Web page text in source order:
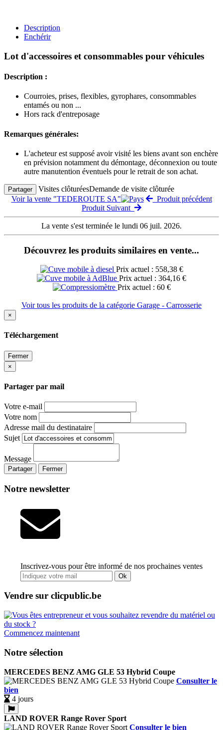
Description
Enchérir
Lot d'accessoires et consommables pour véhicules
Description :
Courroies, prises, flexibles, gyrophares, consommables
entamés ou non ...
Hors rack d'entreposage
Remarques générales:
L'acheteur est supposé avoir visité les biens avant son enchère
en prévision notamment du démontage, déconnexion ou toute
autre manutention éventuels pour le retrait de son achat.
Partager Visites clôturéesDemande de visite clôturée
Voir la vente "TEDEROUTE SA"
Produit précédent
Produit Suivant
La vente s'est terminée le lundi 06 juil. 2026.
Découvrez les produits similaires en vente...
Prix actuel : 558,38 €
Prix actuel : 364,16 €
Prix actuel : 60 €
Voir tous les produits de la catégorie Garage - Carrosserie
×
Téléchargement
Fermer
×
Partager par mail
Votre e-mail
Votre nom
Adresse mail du destinataire
Sujet
Message
Partager Fermer
Notre newsletter
Inscrivez-vous pour être informé de nos prochaines ventes
Ok
Vendre sur clicpublic.be
Commencez maintenant
Notre sélection
MERCEDES BENZ AMG GLE 53 Hybrid Coupe
Consulter le
bien
4 jours
LAND ROVER Range Rover Sport
Consulter le bien